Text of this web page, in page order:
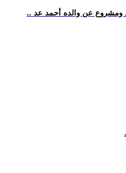
ومشروع عن والده أحمد عد